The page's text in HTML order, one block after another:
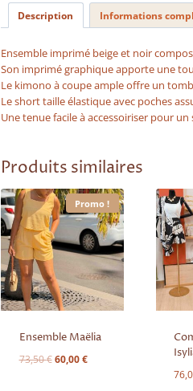
Description Informations
Ensemble imprimé beige et noir
Son imprimé graphique apporte une
Le kimono à coupe ample offre un
Le short taille élastique avec poches
Une tenue facile à accessoiriser pour
Produits similaires
Promo !
Ensemble Maëlia
73,50€ Le
60,00€Le